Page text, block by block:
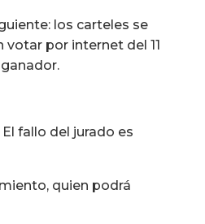
los carteles se
por internet del 11
fallo del jurado es
quien podrá